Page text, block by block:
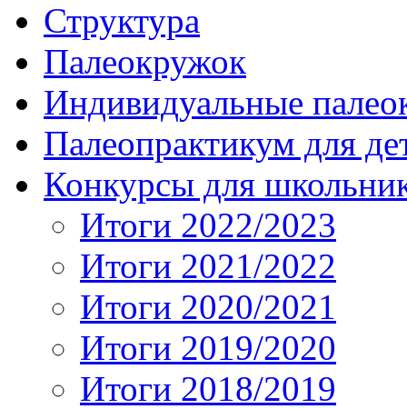
Структура
Палеокружок
Индивидуальные
Палеопрактикум для
Конкурсы для
Итоги 2022/2023
Итоги 2021/2022
Итоги 2020/2021
Итоги 2019/2020
Итоги 2018/2019